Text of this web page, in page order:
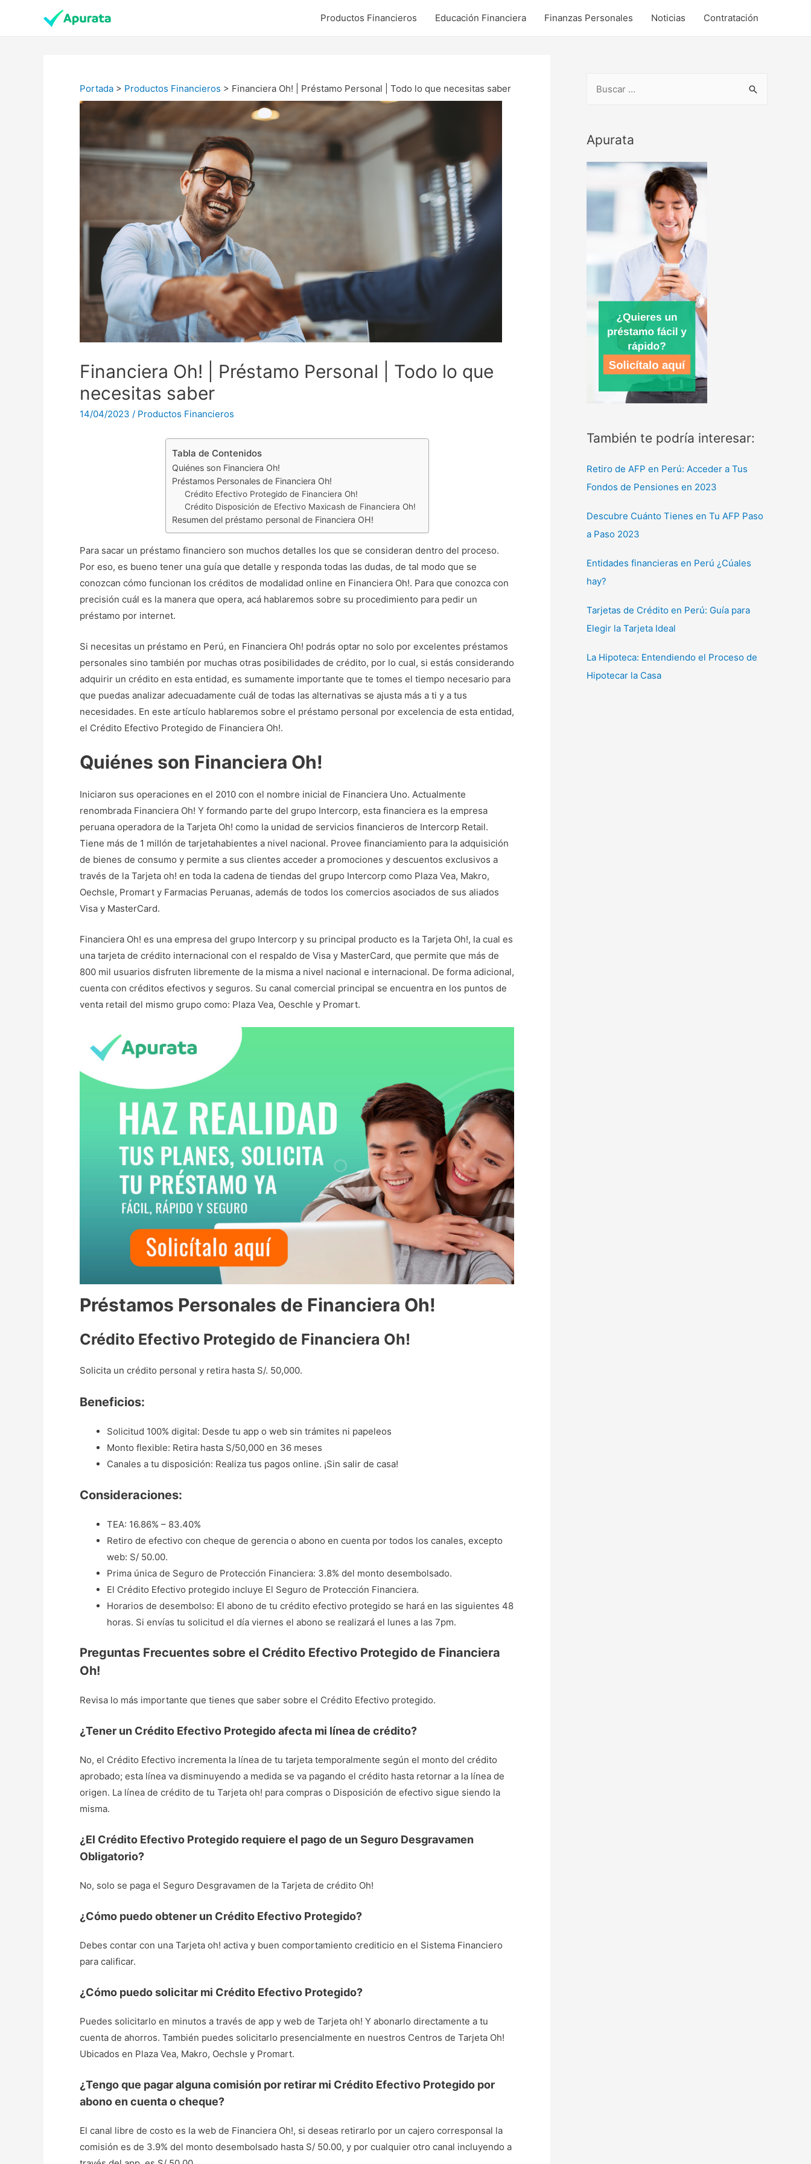
Productos Financieros Educación Financiera Finanzas Personales Noticias Contratación
Portada > Productos Financieros > Financiera Oh! | Préstamo Personal | Todo lo que necesitas saber
Financiera Oh! | Préstamo Personal | Todo lo que
necesitas saber
14/04/2023 / Productos Financieros
Tabla de Contenidos
Quiénes son Financiera Oh!
Préstamos Personales de Financiera Oh!
Crédito Efectivo Protegido de Financiera Oh!
Crédito Disposición de Efectivo Maxicash de Financiera Oh!
Resumen del préstamo personal de Financiera OH!
Para sacar un préstamo financiero son muchos detalles los que se consideran dentro del proceso.
Por eso, es bueno tener una guía que detalle y responda todas las dudas, de tal modo que se
conozcan cómo funcionan los créditos de modalidad online en Financiera Oh!. Para que conozca con
precisión cuál es la manera que opera, acá hablaremos sobre su procedimiento para pedir un
préstamo por internet.
Si necesitas un préstamo en Perú, en Financiera Oh! podrás optar no solo por excelentes préstamos
personales sino también por muchas otras posibilidades de crédito, por lo cual, si estás considerando
adquirir un crédito en esta entidad, es sumamente importante que te tomes el tiempo necesario para
que puedas analizar adecuadamente cuál de todas las alternativas se ajusta más a ti y a tus
necesidades. En este artículo hablaremos sobre el préstamo personal por excelencia de esta entidad,
el Crédito Efectivo Protegido de Financiera Oh!.
Quiénes son Financiera Oh!
Iniciaron sus operaciones en el 2010 con el nombre inicial de Financiera Uno. Actualmente
renombrada Financiera Oh! Y formando parte del grupo Intercorp, esta financiera es la empresa
peruana operadora de la Tarjeta Oh! como la unidad de servicios financieros de Intercorp Retail.
Tiene más de 1 millón de tarjetahabientes a nivel nacional. Provee financiamiento para la adquisición
de bienes de consumo y permite a sus clientes acceder a promociones y descuentos exclusivos a
través de la Tarjeta oh! en toda la cadena de tiendas del grupo Intercorp como Plaza Vea, Makro,
Oechsle, Promart y Farmacias Peruanas, además de todos los comercios asociados de sus aliados
Visa y MasterCard.
Financiera Oh! es una empresa del grupo Intercorp y su principal producto es la Tarjeta Oh!, la cual es
una tarjeta de crédito internacional con el respaldo de Visa y MasterCard, que permite que más de
800 mil usuarios disfruten libremente de la misma a nivel nacional e internacional. De forma adicional,
cuenta con créditos efectivos y seguros. Su canal comercial principal se encuentra en los puntos de
venta retail del mismo grupo como: Plaza Vea, Oeschle y Promart.
Préstamos Personales de Financiera Oh!
Crédito Efectivo Protegido de Financiera Oh!
Solicita un crédito personal y retira hasta S/. 50,000.
Beneficios:
Solicitud 100% digital: Desde tu app o web sin trámites ni papeleos
Monto flexible: Retira hasta S/50,000 en 36 meses
Canales a tu disposición: Realiza tus pagos online. ¡Sin salir de casa!
Consideraciones:
TEA: 16.86% – 83.40%
Retiro de efectivo con cheque de gerencia o abono en cuenta por todos los canales, excepto
web: S/ 50.00.
Prima única de Seguro de Protección Financiera: 3.8% del monto desembolsado.
El Crédito Efectivo protegido incluye El Seguro de Protección Financiera.
Horarios de desembolso: El abono de tu crédito efectivo protegido se hará en las siguientes 48
horas. Si envías tu solicitud el día viernes el abono se realizará el lunes a las 7pm.
Preguntas Frecuentes sobre el Crédito Efectivo Protegido de Financiera
Oh!
Revisa lo más importante que tienes que saber sobre el Crédito Efectivo protegido.
¿Tener un Crédito Efectivo Protegido afecta mi línea de crédito?
No, el Crédito Efectivo incrementa la línea de tu tarjeta temporalmente según el monto del crédito
aprobado; esta línea va disminuyendo a medida se va pagando el crédito hasta retornar a la línea de
origen. La línea de crédito de tu Tarjeta oh! para compras o Disposición de efectivo sigue siendo la
misma.
¿El Crédito Efectivo Protegido requiere el pago de un Seguro Desgravamen
Obligatorio?
No, solo se paga el Seguro Desgravamen de la Tarjeta de crédito Oh!
¿Cómo puedo obtener un Crédito Efectivo Protegido?
Debes contar con una Tarjeta oh! activa y buen comportamiento crediticio en el Sistema Financiero
para calificar.
¿Cómo puedo solicitar mi Crédito Efectivo Protegido?
Puedes solicitarlo en minutos a través de app y web de Tarjeta oh! Y abonarlo directamente a tu
cuenta de ahorros. También puedes solicitarlo presencialmente en nuestros Centros de Tarjeta Oh!
Ubicados en Plaza Vea, Makro, Oechsle y Promart.
¿Tengo que pagar alguna comisión por retirar mi Crédito Efectivo Protegido por
abono en cuenta o cheque?
El canal libre de costo es la web de Financiera Oh!, si deseas retirarlo por un cajero corresponsal la
comisión es de 3.9% del monto desembolsado hasta S/ 50.00, y por cualquier otro canal incluyendo a
c
r
p
Apurata
También te podría interesar:
Retiro de AFP en Perú: Acceder a Tus
Fondos de Pensiones en 2023
Descubre Cuánto Tienes en Tu AFP Paso
a Paso 2023
Entidades financieras en Perú ¿Cúales
hay?
Tarjetas de Crédito en Perú: Guía para
Elegir la Tarjeta Ideal
La Hipoteca: Entendiendo el Proceso de
Hipotecar la Casa